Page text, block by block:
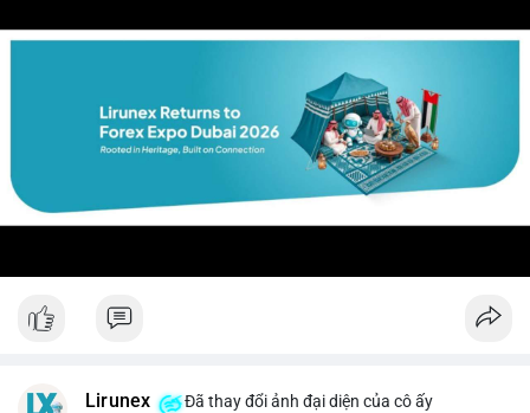
Lirunex Đã thay đổi ảnh đại diện của cô ấy